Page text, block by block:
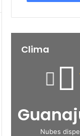
Clima
Nubes